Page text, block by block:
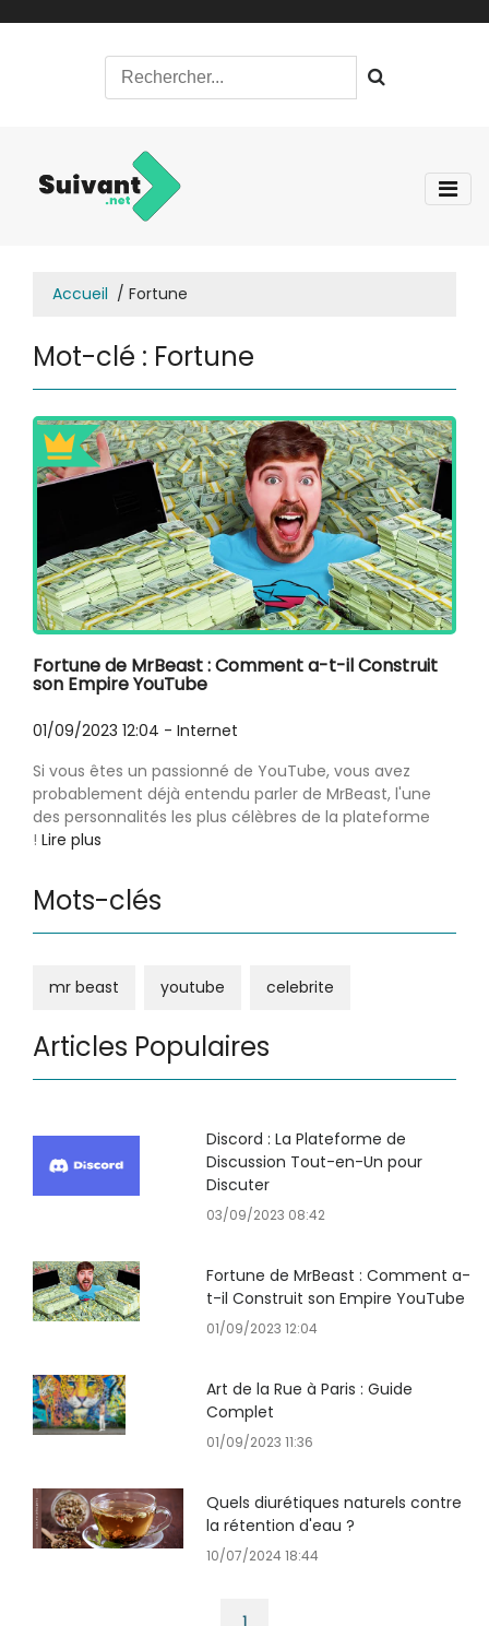
Accueil Fortune
Mot-clé : Fortune
Fortune de MrBeast : Comment a-t-il Construit
son Empire YouTube
01/09/2023 12:04 - Internet
Si vous êtes un passionné de YouTube, vous avez
probablement déjà entendu parler de MrBeast, l'une
des personnalités les plus célèbres de la plateforme
! Lire plus
Mots-clés
mr beast youtube celebrite
Articles Populaires
Discord : La Plateforme de
Discussion Tout-en-Un pour
Discuter
03/09/2023 08:42
Fortune de MrBeast : Comment a-
t-il Construit son Empire YouTube
01/09/2023 12:04
Art de la Rue à Paris : Guide
Complet
01/09/2023 11:36
Quels diurétiques naturels contre
la rétention d'eau ?
10/07/2024 18:44
1